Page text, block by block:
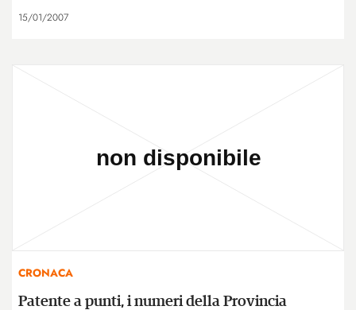
15/01/2007
CRONACA
Patente a punti, i numeri della Provincia